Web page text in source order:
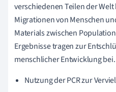
verschiedenen Teilen der
Migrationen von Menschen
Materials zwischen
Ergebnisse tragen zur
menschlicher Entwicklung bei.
Nutzung der PCR zur